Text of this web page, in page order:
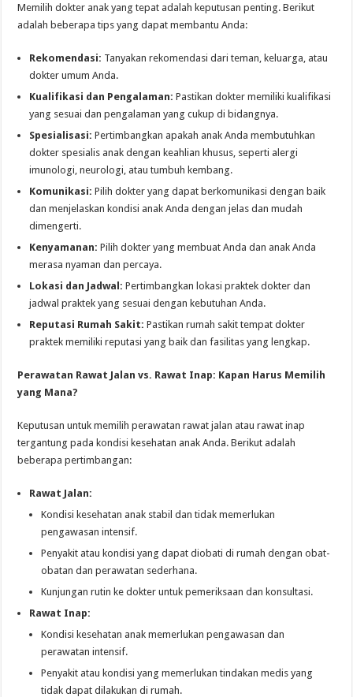
Memilih dokter anak yang tepat adalah keputusan penting. Berikut
adalah beberapa tips yang dapat membantu Anda:
Rekomendasi: Tanyakan rekomendasi dari teman, keluarga, atau
dokter umum Anda.
Kualifikasi dan Pengalaman: Pastikan dokter memiliki kualifikasi
yang sesuai dan pengalaman yang cukup di bidangnya.
Spesialisasi: Pertimbangkan apakah anak Anda membutuhkan
dokter spesialis anak dengan keahlian khusus, seperti alergi
imunologi, neurologi, atau tumbuh kembang.
Komunikasi: Pilih dokter yang dapat berkomunikasi dengan baik
dan menjelaskan kondisi anak Anda dengan jelas dan mudah
dimengerti.
Kenyamanan: Pilih dokter yang membuat Anda dan anak Anda
merasa nyaman dan percaya.
Lokasi dan Jadwal: Pertimbangkan lokasi praktek dokter dan
jadwal praktek yang sesuai dengan kebutuhan Anda.
Reputasi Rumah Sakit: Pastikan rumah sakit tempat dokter
praktek memiliki reputasi yang baik dan fasilitas yang lengkap.
Perawatan Rawat Jalan vs. Rawat Inap: Kapan Harus Memilih
yang Mana?
Keputusan untuk memilih perawatan rawat jalan atau rawat inap
tergantung pada kondisi kesehatan anak Anda. Berikut adalah
beberapa pertimbangan:
Rawat Jalan:
Kondisi kesehatan anak stabil dan tidak memerlukan
pengawasan intensif.
Penyakit atau kondisi yang dapat diobati di rumah dengan obat-
obatan dan perawatan sederhana.
Kunjungan rutin ke dokter untuk pemeriksaan dan konsultasi.
Rawat Inap:
Kondisi kesehatan anak memerlukan pengawasan dan
perawatan intensif.
Penyakit atau kondisi yang memerlukan tindakan medis yang
tidak dapat dilakukan di rumah.